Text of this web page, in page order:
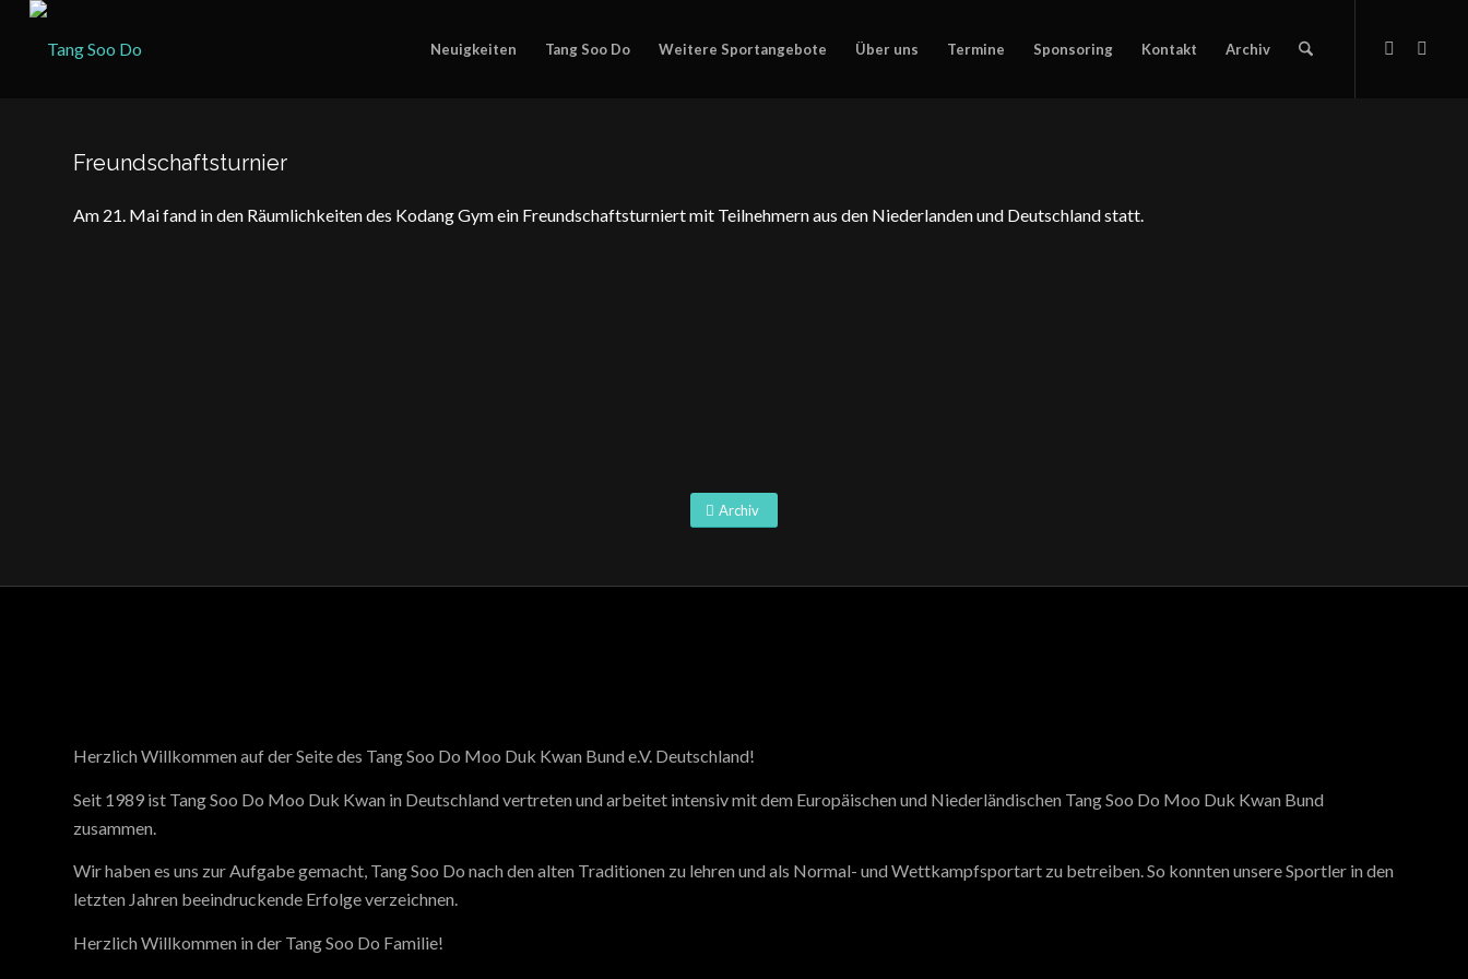
Neuigkeiten Tang Soo Do Weitere Sportangebote Über uns Termine Sponsoring Kontakt Archiv
Freundschaftsturnier
Am 21. Mai fand in den Räumlichkeiten des Kodang Gym ein Freundschaftsturniert mit Teilnehmern aus den Niederlanden und Deutschland statt.
Archiv
Herzlich Willkommen auf der Seite des Tang Soo Do Moo Duk Kwan Bund e.V. Deutschland!
Seit 1989 ist Tang Soo Do Moo Duk Kwan in Deutschland vertreten und arbeitet intensiv mit dem Europäischen und Niederländischen Tang Soo Do Moo Duk Kwan Bund
zusammen.
Wir haben es uns zur Aufgabe gemacht, Tang Soo Do nach den alten Traditionen zu lehren und als Normal- und Wettkampfsportart zu betreiben. So konnten unsere Sportler in den
letzten Jahren beeindruckende Erfolge verzeichnen.
Herzlich Willkommen in der Tang Soo Do Familie!